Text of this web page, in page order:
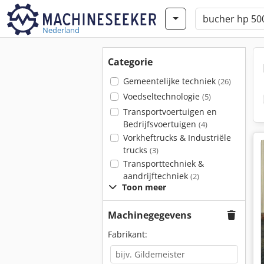
Nederland
Categorie
Gemeentelijke techniek (26)
Voedseltechnologie (5)
Transportvoertuigen en
Bedrijfsvoertuigen (4)
Vorkheftrucks & Industriële
trucks (3)
Transporttechniek &
aandrijftechniek (2)
Toon meer
Machinegegevens
Fabrikant: